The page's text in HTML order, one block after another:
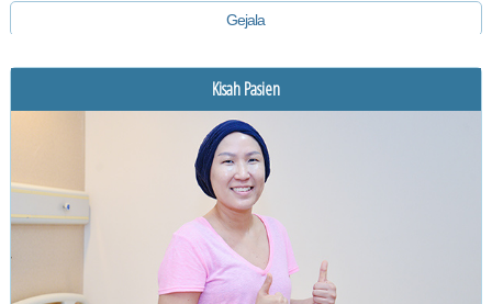
Gejala
Pengobatan
Kisah Pasien